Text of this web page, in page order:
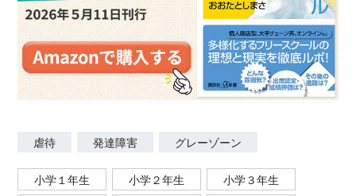
虐待 発達障害 グレーゾーン
小学１年生 小学２年生
小学３年生